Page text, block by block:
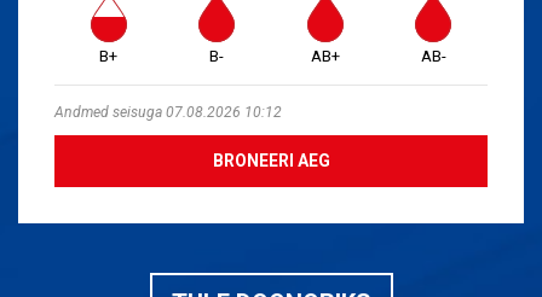
B+ B- AB+ AB-
Andmed seisuga 07.08.2026 10:12
BRONEERI AEG